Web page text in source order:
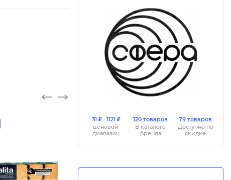
31 ₽ - 1121 ₽
ценовой
диапазон
120 товаров
В каталоге
бренда
79 товаров
Доступно по
скидке